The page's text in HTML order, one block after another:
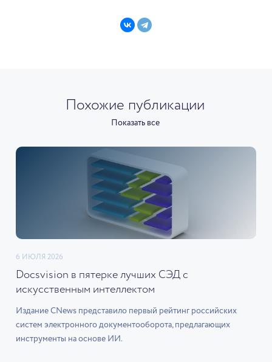
Похожие публикации
Показать все
6 ИЮЛЯ 2026
Docsvision в пятерке лучших СЭД с
искусственным интеллектом
Издание CNews представило первый рейтинг российских
систем электронного документооборота, предлагающих
инструменты на основе ИИ.